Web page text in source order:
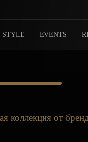
STYLE EVENTS
коллекция от